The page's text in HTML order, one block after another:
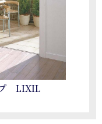
プ LIXIL